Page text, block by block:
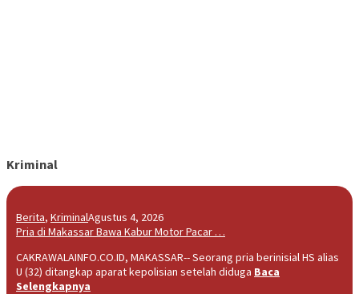
Kriminal
Berita, KriminalAgustus 4, 2026
Pria di Makassar Bawa Kabur Motor Pacar …
CAKRAWALAINFO.CO.ID, MAKASSAR-- Seorang pria berinisial HS alias
U (32) ditangkap aparat kepolisian setelah diduga Baca
Selengkapnya